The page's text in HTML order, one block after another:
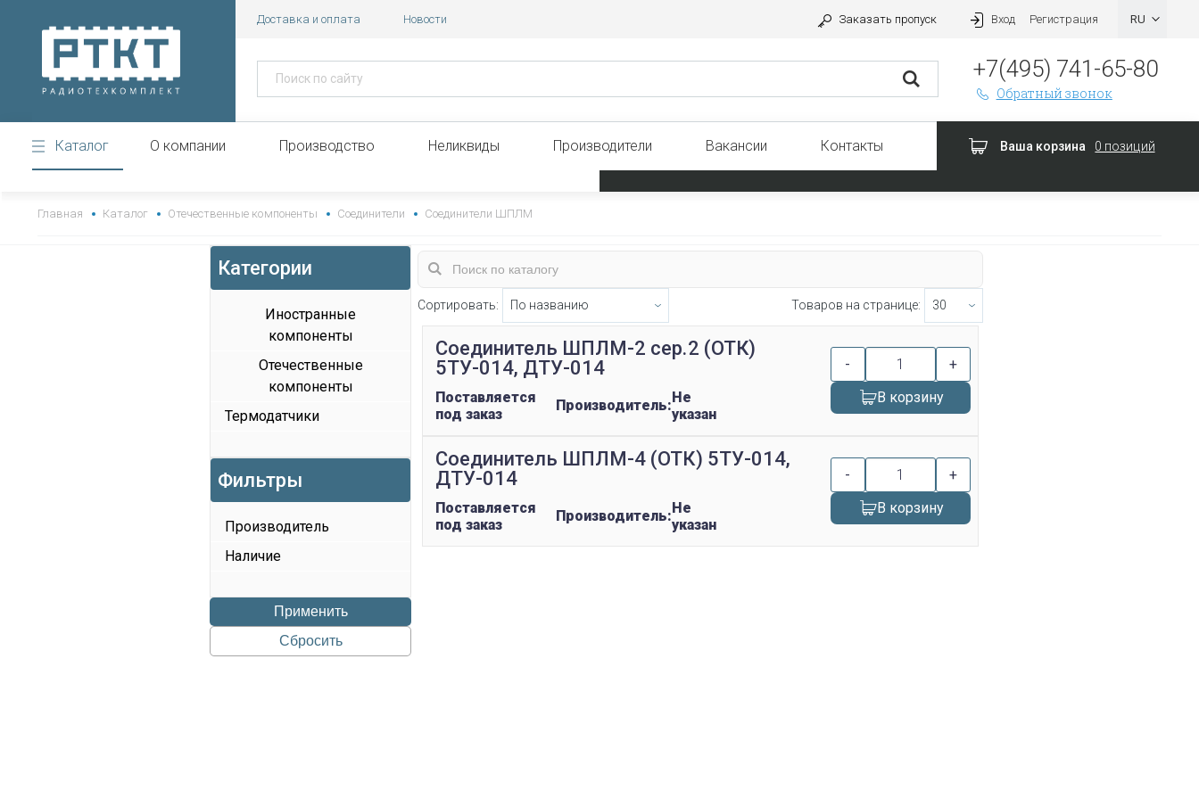
Доставка и оплата Новости Заказать пропуск Вход Регистрация
+7(495) 741-65-80
Обратный звонок
Каталог О компании Производство Неликвиды Производители Вакансии Контакты Ваша корзина 0 позиций
Главная Каталог Отечественные компоненты Соединители Соединители ШПЛМ
Категории
Иностранные
компоненты
Отечественные
компоненты
Термодатчики
Фильтры
Производитель
Наличие
Применить
Сбросить
Сортировать: Товаров на странице:
Соединитель ШПЛМ-2 сер.2 (ОТК)
5ТУ-014, ДТУ-014
Поставляется
под заказ
Производитель:Не
указан
-
+
В корзину
Соединитель ШПЛМ-4 (ОТК) 5ТУ-014,
ДТУ-014
Поставляется
под заказ
Производитель:Не
указан
-
+
В корзину